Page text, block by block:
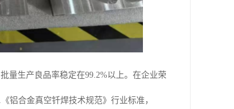
量生产良品率稳定在99.2%以上。在企业荣
铝合金真空钎焊技术规范》行业标准，